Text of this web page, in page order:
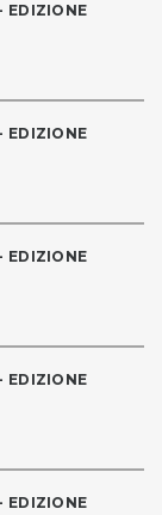
EDIZIONE
EDIZIONE
EDIZIONE
EDIZIONE
EDIZIONE